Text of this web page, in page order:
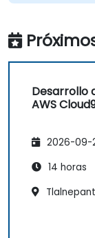
Desarrollo
AWS
2026-09-
14 horas